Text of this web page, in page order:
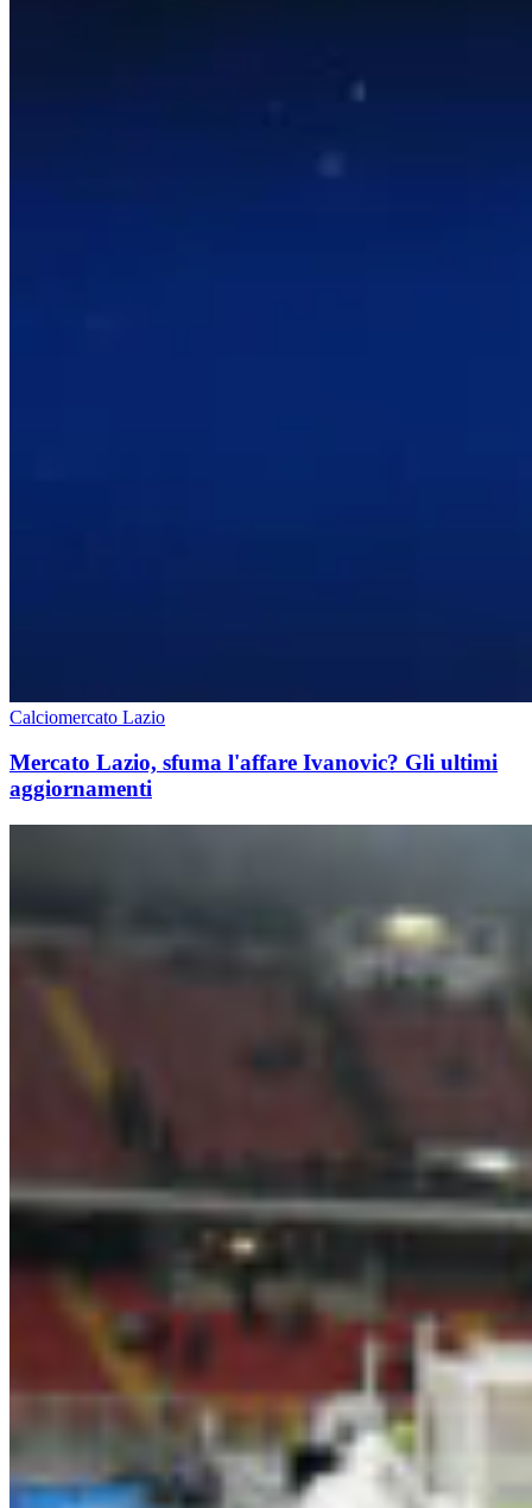
Calciomercato Lazio
Mercato Lazio, sfuma l'affare Ivanovic? Gli ultimi
aggiornamenti